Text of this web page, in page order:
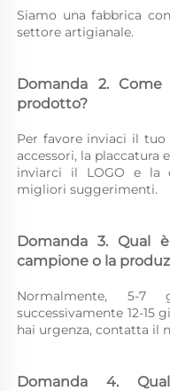
Siamo una fabbrica
settore artigianale.
Domanda 2.
prodotto?
Per favore inviaci il tuo
accessori, la placcatura
inviarci il LOGO e
migliori suggerimenti.
Domanda 3. Qual
campione o la
Normalmente, 5-
successivamente 12-15
hai urgenza, contatta il
Domanda 4.